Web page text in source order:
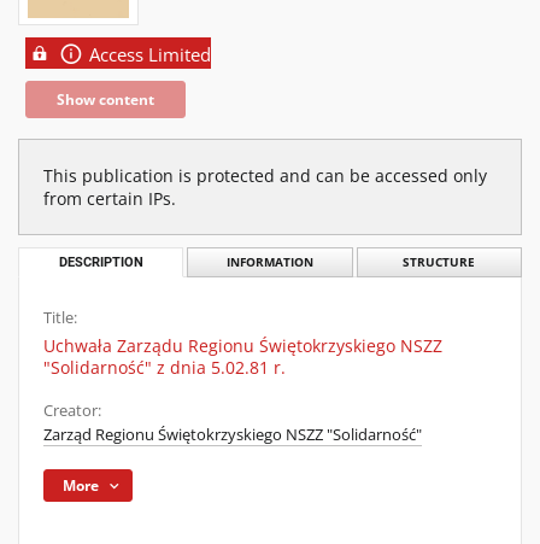
Access Limited
Show content
This publication is protected and can be accessed only
from certain IPs.
DESCRIPTION INFORMATION STRUCTURE
Title:
Uchwała Zarządu Regionu Świętokrzyskiego NSZZ
"Solidarność" z dnia 5.02.81 r.
Creator:
Zarząd Regionu Świętokrzyskiego NSZZ "Solidarność"
More